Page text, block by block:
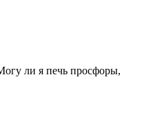
ли я печь просфоры,